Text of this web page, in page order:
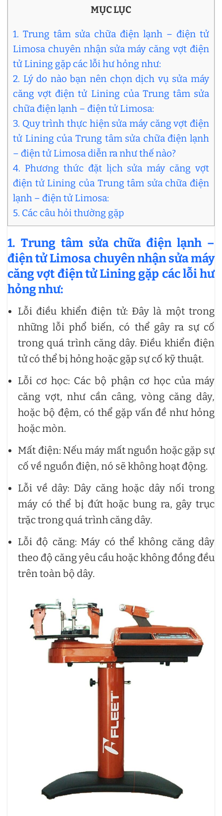
MỤC LỤC
1. Trung tâm sửa chữa điện lạnh – điện tử
Limosa chuyên nhận sửa máy căng vợt điện
tử Lining gặp các lỗi hư hỏng như:
2. Lý do nào bạn nên chọn dịch vụ sửa máy
căng vợt điện tử Lining của Trung tâm sửa
chữa điện lạnh – điện tử Limosa:
3. Quy trình thực hiện sửa máy căng vợt điện
tử Lining của Trung tâm sửa chữa điện lạnh
– điện tử Limosa diễn ra như thế nào?
4. Phương thức đặt lịch sửa máy căng vợt
điện tử Lining của Trung tâm sửa chữa điện
lạnh – điện tử Limosa:
5. Các câu hỏi thường gặp
1. Trung tâm sửa chữa điện lạnh –
điện tử Limosa chuyên nhận sửa máy
căng vợt điện tử Lining gặp các lỗi hư
hỏng như:
Lỗi điều khiển điện tử: Đây là một trong
những lỗi phổ biến, có thể gây ra sự cố
trong quá trình căng dây. Điều khiển điện
tử có thể bị hỏng hoặc gặp sự cố kỹ thuật.
Lỗi cơ học: Các bộ phận cơ học của máy
căng vợt, như cần câng, vòng căng dây,
hoặc bộ đệm, có thể gặp vấn đề như hỏng
hoặc mòn.
Mất điện: Nếu máy mất nguồn hoặc gặp sự
cố về nguồn điện, nó sẽ không hoạt động.
Lỗi về dây: Dây căng hoặc dây nối trong
máy có thể bị đứt hoặc bung ra, gây trục
trặc trong quá trình căng dây.
Lỗi độ căng: Máy có thể không căng dây
theo độ căng yêu cầu hoặc không đồng đều
trên toàn bộ dây.